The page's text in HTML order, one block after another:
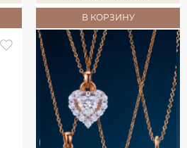
В КОРЗИНУ